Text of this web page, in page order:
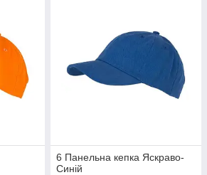
6 Панельна кепка Яскраво-
Синій